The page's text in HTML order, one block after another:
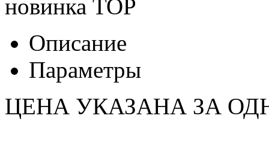
новинка TOP
Описание
Параметры
ЦЕНА УКАЗАНА ЗА